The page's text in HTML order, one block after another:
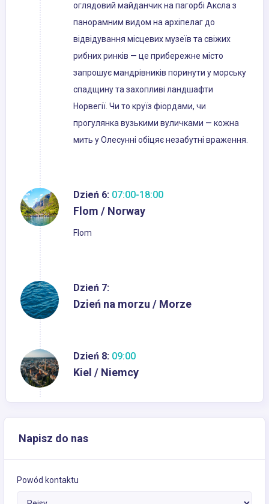
оглядовий майданчик на пагорбі Аксла з
панорамним видом на архіпелаг до
відвідування місцевих музеїв та свіжих
рибних ринків — це прибережне місто
запрошує мандрівників поринути у морську
спадщину та захопливі ландшафти
Норвегії. Чи то круїз фіордами, чи
прогулянка вузькими вуличками — кожна
мить у Олесунні обіцяє незабутні враження.
Dzień 6: 07:00-18:00
Flom / Norway
Flom
Dzień 7:
Dzień na morzu / Morze
Dzień 8: 09:00
Kiel / Niemcy
Napisz do nas
Powód kontaktu